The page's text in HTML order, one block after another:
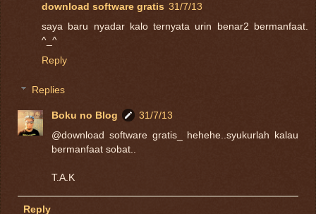
download software gratis 31/7/13
saya baru nyadar kalo ternyata urin benar2 bermanfaat.
^_^
Reply
Replies
Boku no Blog
31/7/13
@download software gratis_ hehehe..syukurlah kalau
bermanfaat sobat..
T.A.K
Reply